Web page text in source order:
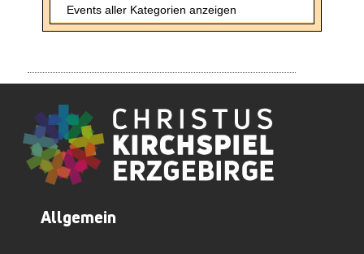
Events aller Kategorien anzeigen
Allgemein